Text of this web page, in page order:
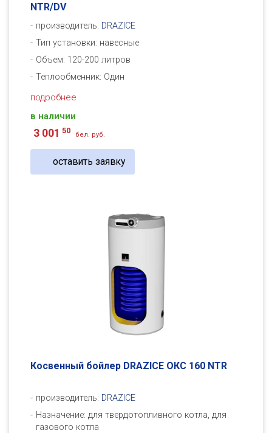
NTR/DV
производитель: DRAZICE
Тип установки: навесные
Объем: 120-200 литров
Теплообменник: Один
подробнее
в наличии
3 001 50 бел. руб.
оставить заявку
Косвенный бойлер DRAZICE ОКC 160 NTR
производитель: DRAZICE
Назначение: для твердотопливного котла, для
газового котла